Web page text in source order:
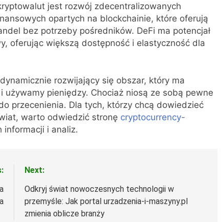
jest rozwój zdecentralizowanych
opartych na blockchainie, które oferują
bez potrzeby pośredników. DeFi ma potencjał
oferując większą dostępność i elastyczność dla
rozwijający się obszar, który ma
używamy pieniędzy. Chociaż niosą ze sobą pewne
przecenienia. Dla tych, którzy chcą dowiedzieć
warto odwiedzić stronę cryptocurrency-
informacji i analiz.
Next:
Odkryj świat nowoczesnych technologii w
przemyśle: Jak portal urzadzenia-i-maszyny.pl
zmienia oblicze branży